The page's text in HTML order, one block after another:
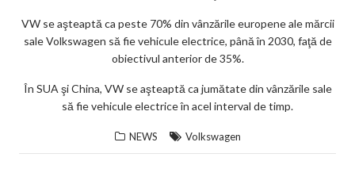
VW se aşteaptă ca peste 70% din vânzările europene ale mărcii
sale Volkswagen să fie vehicule electrice, până în 2030, faţă de
obiectivul anterior de 35%.
În SUA şi China, VW se aşteaptă ca jumătate din vânzările sale
să fie vehicule electrice în acel interval de timp.
NEWS Volkswagen